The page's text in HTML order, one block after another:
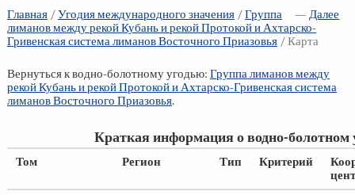
Главная/ —Далее
Угодия международного значения/Группа
лиманов между рекой Кубань и рекой Протокой и Ахтарско-
Гривенская система лиманов Восточного Приазовья/ Карта
Вернуться к водно-болотному угодью: Группа лиманов между
рекой Кубань и рекой Протокой и Ахтарско-Гривенская система
лиманов Восточного Приазовья.
Краткая информация о водно-болотном
Том Регион Тип Критерий